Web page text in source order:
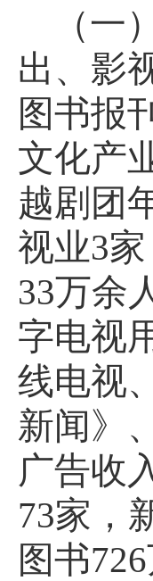
（一
出、影
图书报
文化产
越剧团
视业3
33万余
字电视
线电视
新闻》
广告收
73家，
图书726